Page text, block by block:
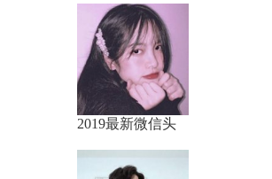
2019最新微信头